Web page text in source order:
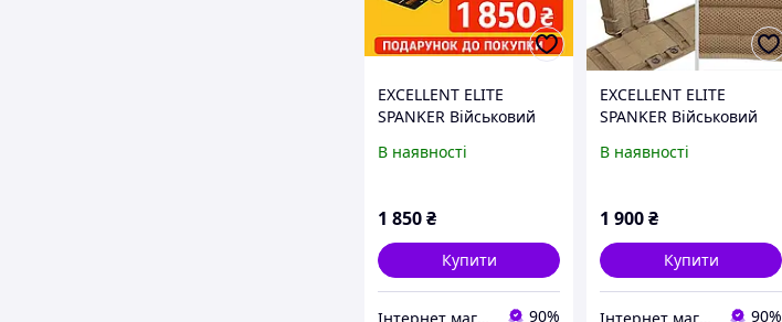
EXCELLENT ELITE
SPANKER Військовий
Багатоцільовий
В наявності
1 850₴
Купити
90%
EXCELLENT ELITE
SPANKER Військовий
Багатоцільовий
В наявності
1 900₴
Купити
90%